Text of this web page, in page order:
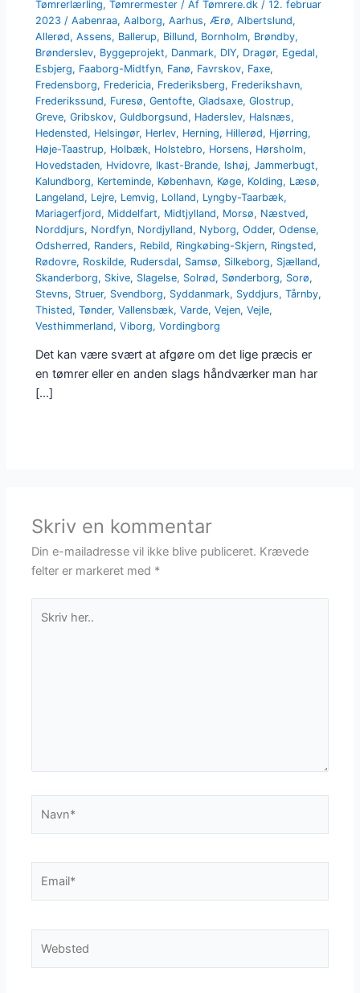
Tømrerlærling,Tømrermester / AfTømrere.dk /12. februar
2023 /Aabenraa,Aalborg,Aarhus, Ærø,Albertslund,
Allerød,Assens, Ballerup, Billund, Bornholm, Brøndby,
Brønderslev, Byggeprojekt, Danmark, DIY, Dragør, Egedal,
Esbjerg, Faaborg-Midtfyn, Fanø, Favrskov, Faxe,
Fredensborg, Fredericia, Frederiksberg, Frederikshavn,
Frederikssund, Furesø,Gentofte,Gladsaxe,Glostrup,
Greve,Gribskov,Guldborgsund, Haderslev, Halsnæs,
Hedensted, Helsingør, Herlev, Herning, Hillerød, Hjørring,
Høje-Taastrup, Holbæk, Holstebro, Horsens, Hørsholm,
Hovedstaden, Hvidovre, Ikast-Brande, Ishøj,Jammerbugt,
Kalundborg, Kerteminde, København, Køge, Kolding, Læsø,
Langeland, Lejre, Lemvig, Lolland, Lyngby-Taarbæk,
Mariagerfjord, Middelfart, Midtjylland, Morsø, Næstved,
Norddjurs, Nordfyn, Nordjylland, Nyborg,Odder,Odense,
Odsherred, Randers, Rebild, Ringkøbing-Skjern, Ringsted,
Rødovre, Roskilde, Rudersdal, Samsø, Silkeborg, Sjælland,
Skanderborg, Skive, Slagelse, Solrød, Sønderborg, Sorø,
Stevns, Struer, Svendborg, Syddanmark, Syddjurs,Tårnby,
Thisted,Tønder,Vallensbæk,Varde,Vejen,Vejle,
Vesthimmerland,Viborg,Vordingborg
Det kan være svært at afgøre om det lige præcis er
en tømrer eller en anden slags håndværker man har
[…]
Skriv en kommentar
Din e-mailadresse vil ikke blive publiceret. Krævede
felter er markeret med *
her..